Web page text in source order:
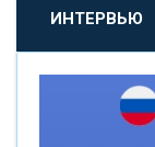
ИНТЕРВЬЮ